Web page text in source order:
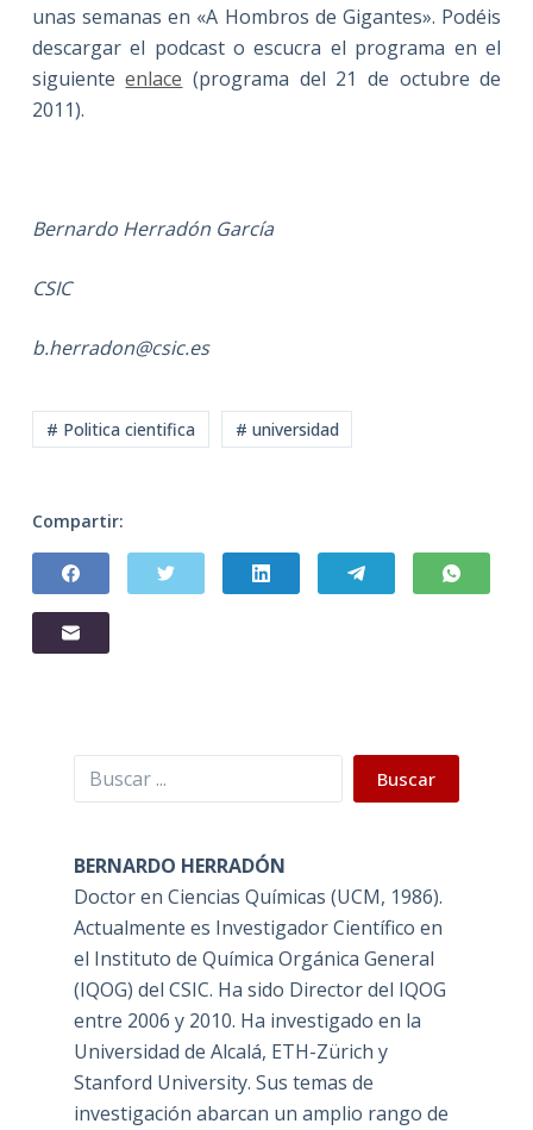
unas semanas en «A Hombros de Gigantes». Podéis
descargar el podcast o escucra el programa en el
siguienteenlace (programa del 21 de octubre de
2011).
Bernardo Herradón García
CSIC
b.herradon@csic.es
# Politica cientifica # universidad
Compartir:
Buscar Buscar
BERNARDO HERRADÓN
Doctor en Ciencias Químicas (UCM, 1986).
Actualmente es Investigador Científico en
el Instituto de Química Orgánica General
(IQOG) del CSIC. Ha sido Director del IQOG
entre 2006 y 2010. Ha investigado en la
Universidad de Alcalá, ETH-Zürich y
Stanford University. Sus temas de
investigación abarcan un amplio rango de